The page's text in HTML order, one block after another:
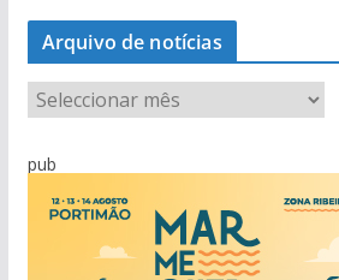
Arquivo de notícias
r
q
pub